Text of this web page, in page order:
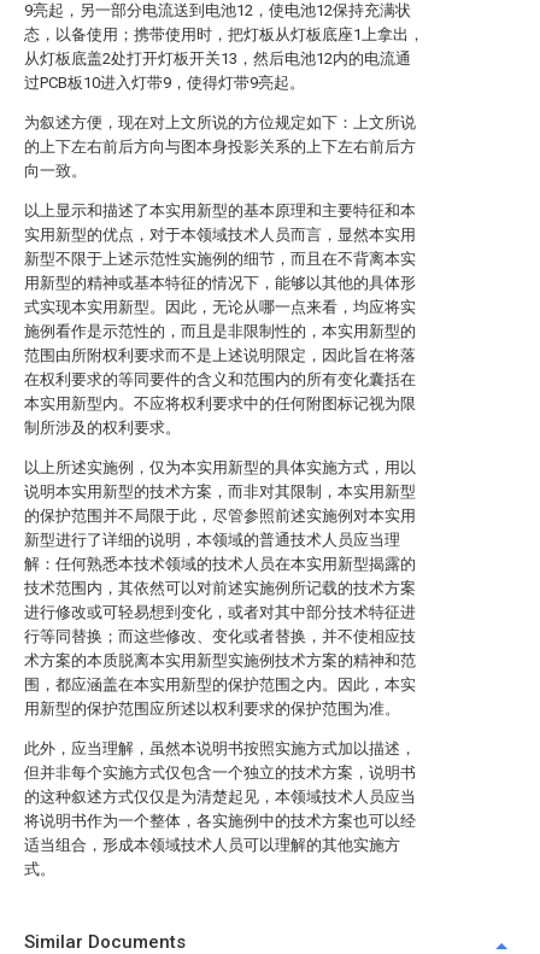
9亮起，另一部分电流送到电池12，使电池12保持充满状
态，以备使用；携带使用时，把灯板从灯板底座1上拿出，
从灯板底盖2处打开灯板开关13，然后电池12内的电流通
过PCB板10进入灯带9，使得灯带9亮起。
为叙述方便，现在对上文所说的方位规定如下：上文所说
的上下左右前后方向与图本身投影关系的上下左右前后方
向一致。
以上显示和描述了本实用新型的基本原理和主要特征和本
实用新型的优点，对于本领域技术人员而言，显然本实用
新型不限于上述示范性实施例的细节，而且在不背离本实
用新型的精神或基本特征的情况下，能够以其他的具体形
式实现本实用新型。因此，无论从哪一点来看，均应将实
施例看作是示范性的，而且是非限制性的，本实用新型的
范围由所附权利要求而不是上述说明限定，因此旨在将落
在权利要求的等同要件的含义和范围内的所有变化囊括在
本实用新型内。不应将权利要求中的任何附图标记视为限
制所涉及的权利要求。
以上所述实施例，仅为本实用新型的具体实施方式，用以
说明本实用新型的技术方案，而非对其限制，本实用新型
的保护范围并不局限于此，尽管参照前述实施例对本实用
新型进行了详细的说明，本领域的普通技术人员应当理
解：任何熟悉本技术领域的技术人员在本实用新型揭露的
技术范围内，其依然可以对前述实施例所记载的技术方案
进行修改或可轻易想到变化，或者对其中部分技术特征进
行等同替换；而这些修改、变化或者替换，并不使相应技
术方案的本质脱离本实用新型实施例技术方案的精神和范
围，都应涵盖在本实用新型的保护范围之内。因此，本实
用新型的保护范围应所述以权利要求的保护范围为准。
此外，应当理解，虽然本说明书按照实施方式加以描述，
但并非每个实施方式仅包含一个独立的技术方案，说明书
的这种叙述方式仅仅是为清楚起见，本领域技术人员应当
将说明书作为一个整体，各实施例中的技术方案也可以经
适当组合，形成本领域技术人员可以理解的其他实施方
式。
Similar Documents